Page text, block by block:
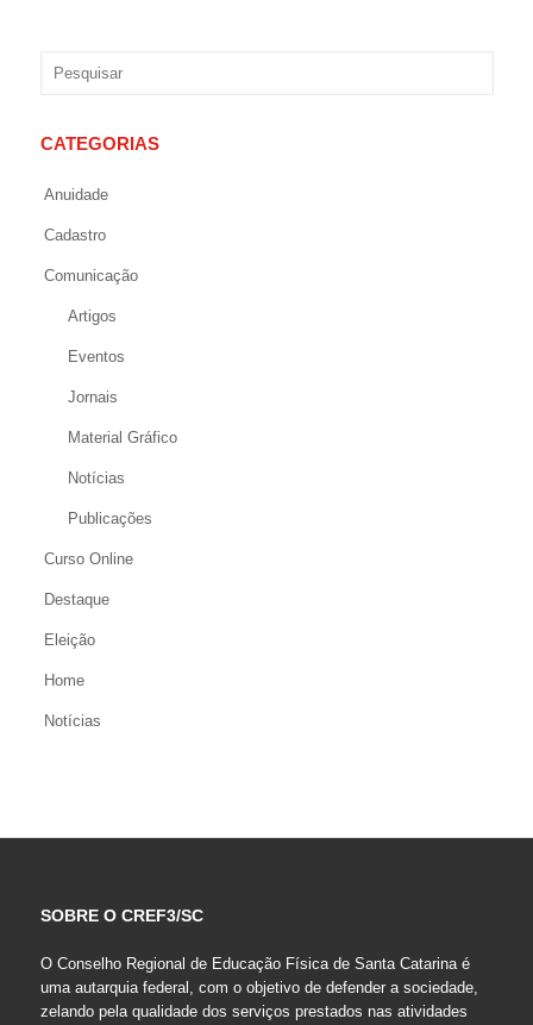
CATEGORIAS
Anuidade
Cadastro
Comunicação
Artigos
Eventos
Jornais
Material Gráfico
Notícias
Publicações
Curso Online
Destaque
Eleição
Home
Notícias
SOBRE O CREF3/SC
O Conselho Regional de Educação Física de Santa Catarina é
uma autarquia federal, com o objetivo de defender a sociedade,
zelando pela qualidade dos serviços prestados nas atividades